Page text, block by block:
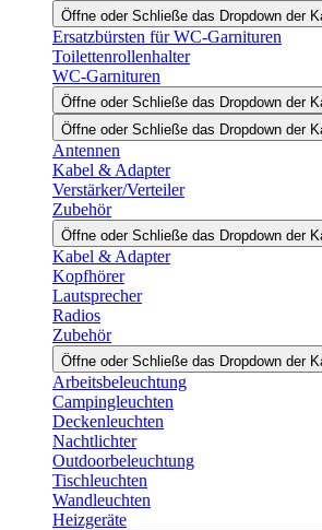
Öffne oder Schließe das Dropdown der
Ersatzbürsten für WC-Garnituren
Toilettenrollenhalter
WC-Garnituren
Öffne oder Schließe das Dropdown der
Öffne oder Schließe das Dropdown der
Antennen
Kabel & Adapter
Verstärker/Verteiler
Zubehör
Öffne oder Schließe das Dropdown der
Kabel & Adapter
Kopfhörer
Lautsprecher
Radios
Zubehör
Öffne oder Schließe das Dropdown der
Arbeitsbeleuchtung
Campingleuchten
Deckenleuchten
Nachtlichter
Outdoorbeleuchtung
Tischleuchten
Wandleuchten
Heizgeräte